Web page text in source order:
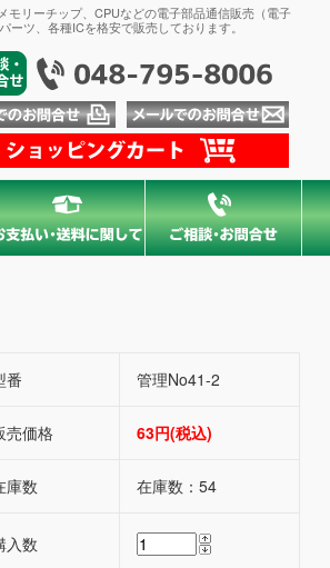
リーチップ、CPUなどの電子部品通信販売（電子
ツ、各種ICを格安で販売しております。
番 管理No41-2
売価格 63円(税込)
庫数 在庫数：54
入数